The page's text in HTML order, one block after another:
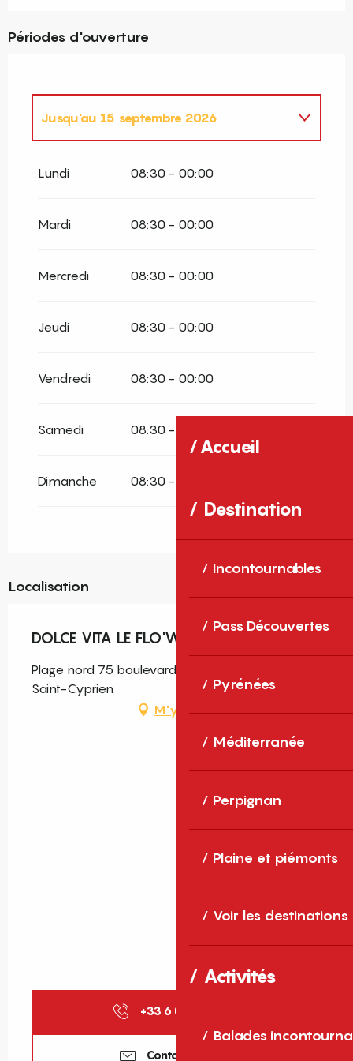
Accueil
Destination
Incontournables
Pass Découvertes
Pyrénées
Méditerranée
Perpignan
Plaine et piémonts
Voir les destinations
Activités
Balades
Périodes d'ouverture
Jusqu'au 15 septembre 2026
Lundi 08:30 - 00:00
Mardi 08:30 - 00:00
Mercredi 08:30 - 00:00
Jeudi 08:30 - 00:00
Vendredi 08:30 - 00:00
Samedi 08:30 - 00:00
Dimanche 08:30 - 00:00
Localisation
DOLCE VITA LE FLO'W BEACH CLUB
Plage nord 75 boulevard Desnoyer 2, 66750
Saint-Cyprien
M'y rendre
+33 6 01 59 68▒▒
Contactez-nous